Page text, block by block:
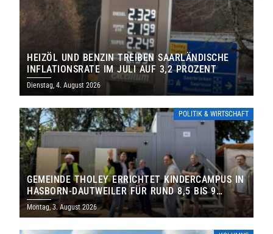
HEIZÖL UND BENZIN TREIBEN SAARLÄNDISCHE
INFLATIONSRATE IM JULI AUF 3,2 PROZENT
Dienstag, 4. August 2026
POLITIK & WIRTSCHAFT
GEMEINDE THOLEY ERRICHTET KINDERCAMPUS IN
HASBORN-DAUTWEILER FÜR RUND 8,5 BIS 9
MILLIONEN EURO
Montag, 3. August 2026